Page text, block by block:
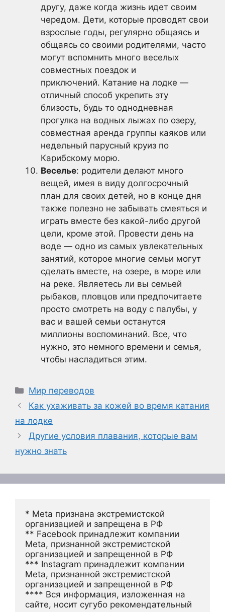
другу, даже когда жизнь идет своим
чередом. Дети, которые проводят свои
взрослые годы, регулярно общаясь и
общаясь со своими родителями, часто
могут вспомнить много веселых
совместных поездок и
приключений. Катание на лодке —
отличный способ укрепить эту
близость, будь то однодневная
прогулка на водных лыжах по озеру,
совместная аренда группы каяков или
недельный парусный круиз по
Карибскому морю.
Веселье: родители делают много
вещей, имея в виду долгосрочный
план для своих детей, но в конце дня
также полезно не забывать смеяться и
играть вместе без какой-либо другой
цели, кроме этой. Провести день на
воде — одно из самых увлекательных
занятий, которое многие семьи могут
сделать вместе, на озере, в море или
на реке. Являетесь ли вы семьей
рыбаков, пловцов или предпочитаете
просто смотреть на воду с палубы, у
вас и вашей семьи останутся
миллионы воспоминаний. Все, что
нужно, это немного времени и семья,
чтобы насладиться этим.
Рубрики
Мир переводов
Как ухаживать за кожей во время катания
на лодке
Другие условия плавания, которые вам
нужно знать
* Meta признана экстремистской
организацией и запрещена в РФ
** Facebook принадлежит компании
Meta, признанной экстремистской
организацией и запрещенной в РФ
*** Instagram принадлежит компании
Meta, признанной экстремистской
организацией и запрещенной в РФ
**** Вся информация, изложенная на
сайте, носит сугубо рекомендательный